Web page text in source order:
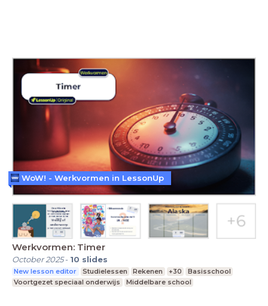
Werkvormen: Timer
October 2025- 10 slides
New lesson editor Studielessen Rekenen +30
Basisschool
Voortgezet speciaal onderwijs
Middelbare school
WoW! - Werkvormen in LessonUp